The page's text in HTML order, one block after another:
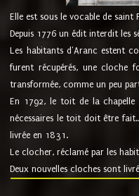
Elle est sous le vocable de saint
Depuis 1776 un édit interdit les
Les habitants d'Aranc estent
furent récupérés, une cloche
transformée, comme un peu
En 1792, le toit de la chapelle
nécessaires le toit doit être
livrée en 1831.
Le clocher, réclamé par les
Deux nouvelles cloches sont